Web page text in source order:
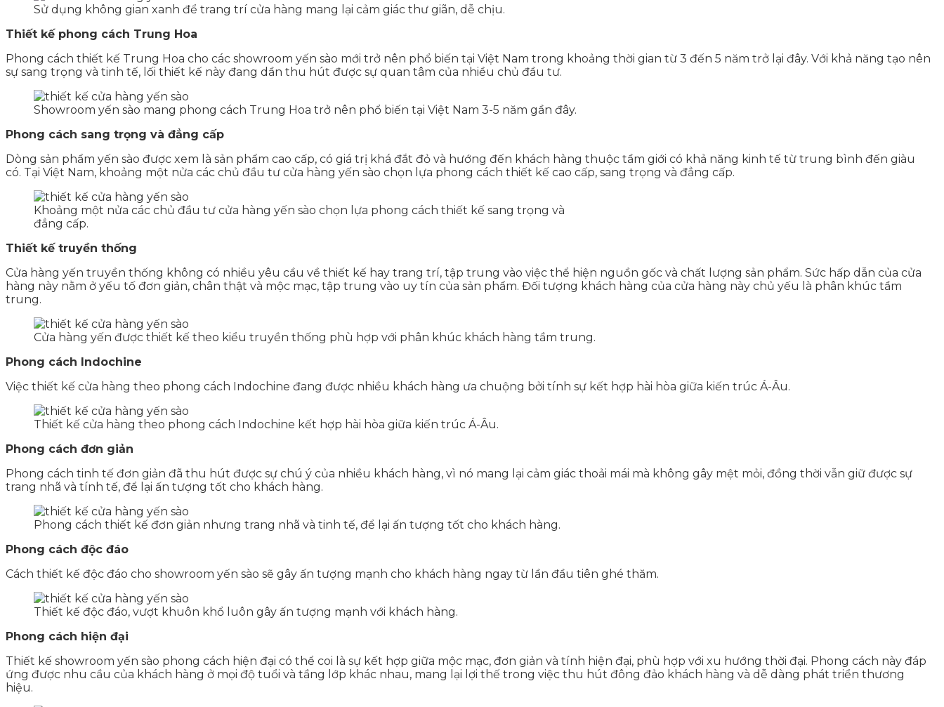
Sử dụng không gian xanh để trang trí cửa hàng mang lại cảm giác thư giãn, dễ chịu.
Thiết kế phong cách Trung Hoa
Phong cách thiết kế Trung Hoa cho các showroom yến sào mới trở nên phổ biến tại Việt Nam trong khoảng thời gian từ 3 đến 5 năm trở lại đây. Với khả năng tạo nên
sự sang trọng và tinh tế, lối thiết kế này đang dần thu hút được sự quan tâm của nhiều chủ đầu tư.
Showroom yến sào mang phong cách Trung Hoa trở nên phổ biến tại Việt Nam 3-5 năm gần đây.
Phong cách sang trọng và đẳng cấp
Dòng sản phẩm yến sào được xem là sản phẩm cao cấp, có giá trị khá đắt đỏ và hướng đến khách hàng thuộc tầm giới có khả năng kinh tế từ trung bình đến giàu
có. Tại Việt Nam, khoảng một nửa các chủ đầu tư cửa hàng yến sào chọn lựa phong cách thiết kế cao cấp, sang trọng và đẳng cấp.
Khoảng một nửa các chủ đầu tư cửa hàng yến sào chọn lựa phong cách thiết kế sang trọng và
đẳng cấp.
Thiết kế truyền thống
Cửa hàng yến truyền thống không có nhiều yêu cầu về thiết kế hay trang trí, tập trung vào việc thể hiện nguồn gốc và chất lượng sản phẩm. Sức hấp dẫn của cửa
hàng này nằm ở yếu tố đơn giản, chân thật và mộc mạc, tập trung vào uy tín của sản phẩm. Đối tượng khách hàng của cửa hàng này chủ yếu là phân khúc tầm
trung.
Cửa hàng yến được thiết kế theo kiểu truyền thống phù hợp với phân khúc khách hàng tầm trung.
Phong cách Indochine
Việc thiết kế cửa hàng theo phong cách Indochine đang được nhiều khách hàng ưa chuộng bởi tính sự kết hợp hài hòa giữa kiến trúc Á-Âu.
Thiết kế cửa hàng theo phong cách Indochine kết hợp hài hòa giữa kiến trúc Á-Âu.
Phong cách đơn giản
Phong cách tinh tế đơn giản đã thu hút được sự chú ý của nhiều khách hàng, vì nó mang lại cảm giác thoải mái mà không gây mệt mỏi, đồng thời vẫn giữ được sự
trang nhã và tính tế, để lại ấn tượng tốt cho khách hàng.
Phong cách thiết kế đơn giản nhưng trang nhã và tinh tế, để lại ấn tượng tốt cho khách hàng.
Phong cách độc đáo
Cách thiết kế độc đáo cho showroom yến sào sẽ gây ấn tượng mạnh cho khách hàng ngay từ lần đầu tiên ghé thăm.
Thiết kế độc đáo, vượt khuôn khổ luôn gây ấn tượng mạnh với khách hàng.
Phong cách hiện đại
Thiết kế showroom yến sào phong cách hiện đại có thể coi là sự kết hợp giữa mộc mạc, đơn giản và tính hiện đại, phù hợp với xu hướng thời đại. Phong cách này đáp
ứng được nhu cầu của khách hàng ở mọi độ tuổi và tầng lớp khác nhau, mang lại lợi thế trong việc thu hút đông đảo khách hàng và dễ dàng phát triển thương
hiệu.